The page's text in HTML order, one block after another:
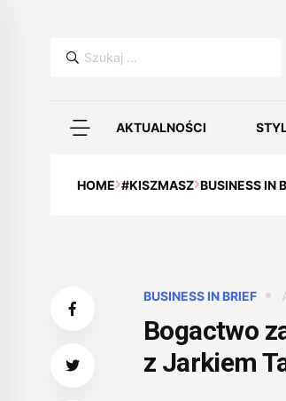
Szukaj:
AKTUALNOŚCI
HOME #KISZMASZ BUSINESS IN
BUSINESS IN BRIEF
Bogactwo
z Jarkiem